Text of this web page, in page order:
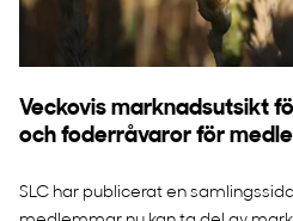
Veckovis marknadsutsikt
och foderråvaror för
SLC har publicerat en